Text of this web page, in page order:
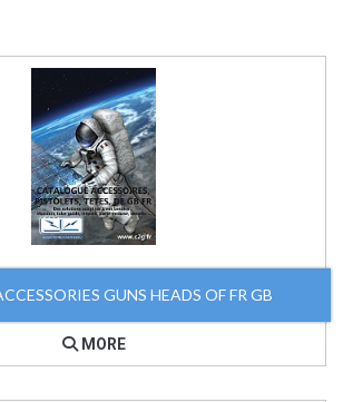
GUNS HEADS OF FR GB
MORE